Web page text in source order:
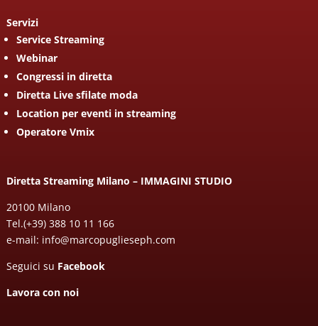
Servizi
Service Streaming
Webinar
Congressi in diretta
Diretta Live sfilate moda
Location per eventi in streaming
Operatore Vmix
Diretta Streaming Milano – IMMAGINI STUDIO
20100 Milano
Tel.(+39) 388 10 11 166
e-mail: info@marcopuglieseph.com
Seguici su Facebook
Lavora con noi